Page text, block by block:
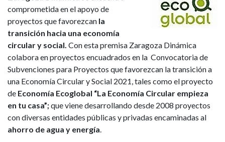
comprometida en el apoyo de
proyectos que favorezcan la
transición hacia una economía
circular y social. Con esta premisa Zaragoza Dinámica
colabora en proyectos encuadrados en la Convocatoria de
Subvenciones para Proyectos que favorezcan la transición a
una Economía Circular y Social 2021, tales como el proyecto
de Economía Ecoglobal “La Economía Circular empieza
en tu casa”;que viene desarrollando desde 2008 proyectos
con diversas entidades públicas y privadas encaminadas al
ahorro de agua y energía.